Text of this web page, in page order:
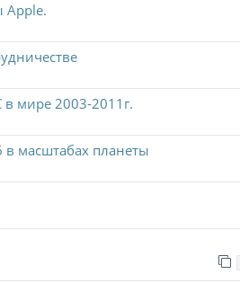
Apple.
в мире 2003-2011г.
в масштабах планеты